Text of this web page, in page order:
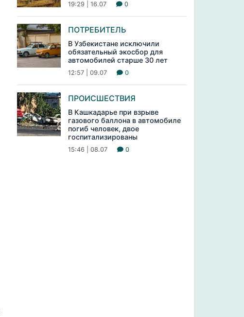
19:29 | 16.07 0
ПОТРЕБИТЕЛЬ
В Узбекистане исключили
обязательный экосбор для
автомобилей старше 30 лет
12:57 | 09.07 0
ПРОИСШЕСТВИЯ
В Кашкадарье при взрыве
газового баллона в автомобиле
погиб человек, двое
госпитализированы
15:46 | 08.07 0